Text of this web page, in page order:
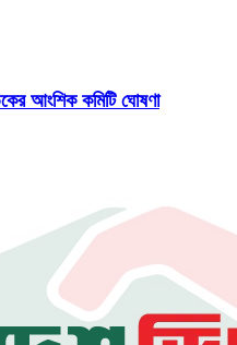
আংশিক কমিটি ঘোষণা